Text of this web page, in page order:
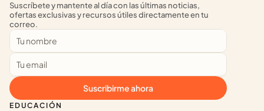
EDUCACIÓN
Suscríbete y mantente al día con las últimas noticias,
ofertas exclusivas y recursos útiles directamente en tu
correo.
Suscribirme ahora